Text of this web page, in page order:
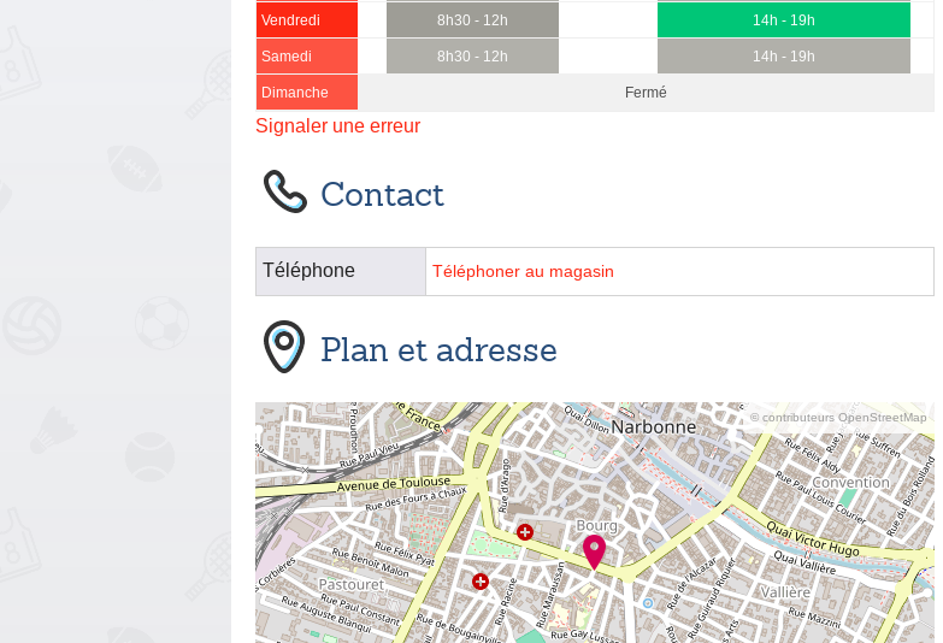
Vendredi 8h30 - 12h 14h - 19h
Samedi 8h30 - 12h 14h - 19h
Dimanche Fermé
Signaler une erreur
Contact
Téléphone Téléphoner au magasin
Plan et adresse
© contributeurs OpenStreetMap